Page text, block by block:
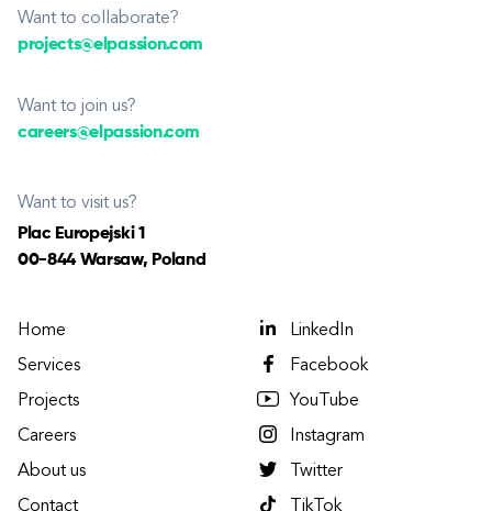
Want to collaborate?
projects@elpassion.com
Want to join us?
careers@elpassion.com
Want to visit us?
Plac Europejski 1
00-844 Warsaw, Poland
Home
Services
Projects
Careers
About us
Contact
LinkedIn
Facebook
YouTube
Instagram
Twitter
TikTok